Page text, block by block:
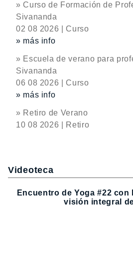
» Curso de Formación de
Sivananda
02 08 2026 | Curso
» más info
» Escuela de verano para
Sivananda
06 08 2026 | Curso
» más info
» Retiro de Verano
10 08 2026 | Retiro
Videoteca
Encuentro de Yoga #22
visión integral